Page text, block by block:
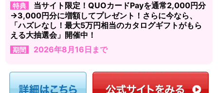
特典
当サイト限定！QUOカードPayを通常2,000円分
→3,000円分に増額してプレゼント！さらに今なら、
「ハズレなし！最大5万円相当のカタログギフトがもら
える大抽選会」開催中！
期間 2026年8月16日まで